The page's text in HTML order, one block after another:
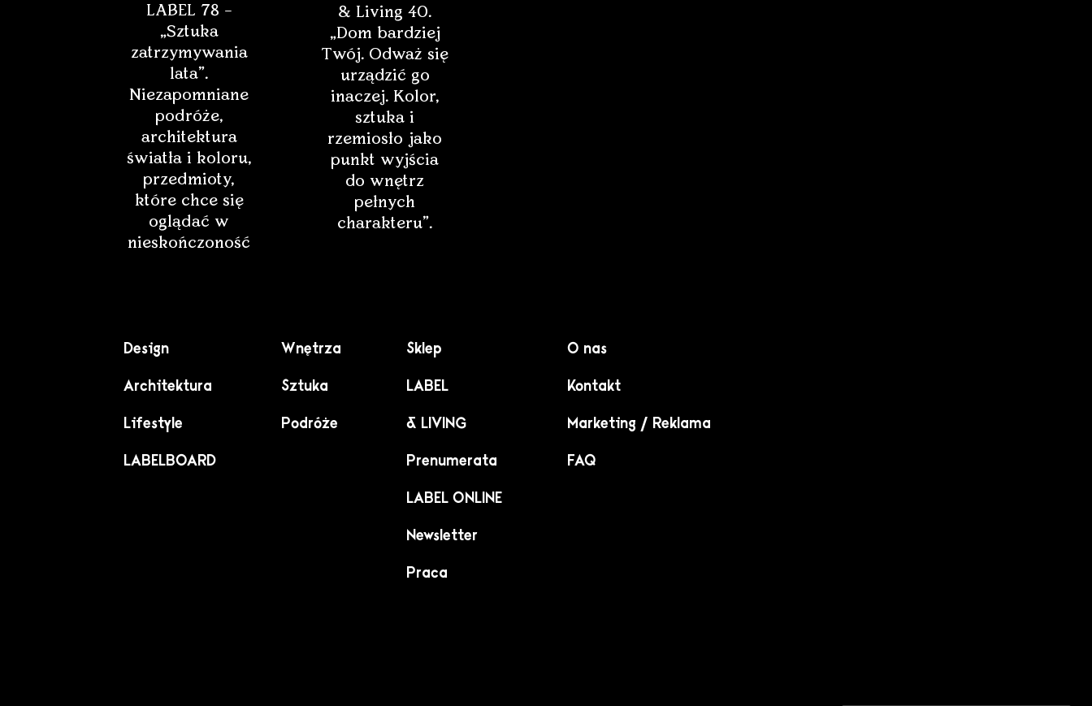
LABEL 78 –
„Sztuka
zatrzymywania
lata”.
Niezapomniane
podróże,
architektura
światła i koloru,
przedmioty,
które chce się
oglądać w
nieskończoność
& Living 40.
„Dom bardziej
Twój. Odważ się
urządzić go
inaczej. Kolor,
sztuka i
rzemiosło jako
punkt wyjścia
do wnętrz
pełnych
charakteru”.
Design Wnętrza
Architektura Sztuka
Lifestyle Podróże
LABELBOARD
Sklep
LABEL
& LIVING
Prenumerata
LABEL ONLINE
Newsletter
Praca
O nas
Kontakt
Marketing / Reklama
FAQ